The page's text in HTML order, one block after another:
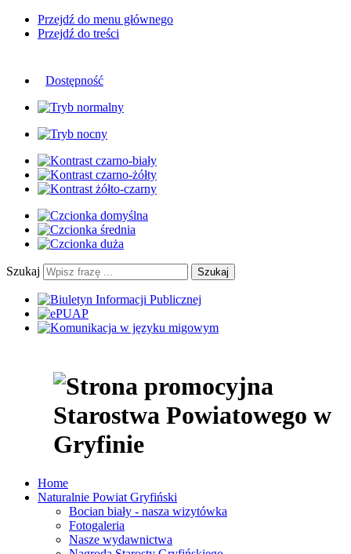
Przejdź do menu głównego
Przejdź do treści
Dostępność
Szukaj Szukaj
Home
Naturalnie Powiat Gryfiński
Bocian biały - nasza wizytówka
Fotogaleria
Nasze wydawnictwa